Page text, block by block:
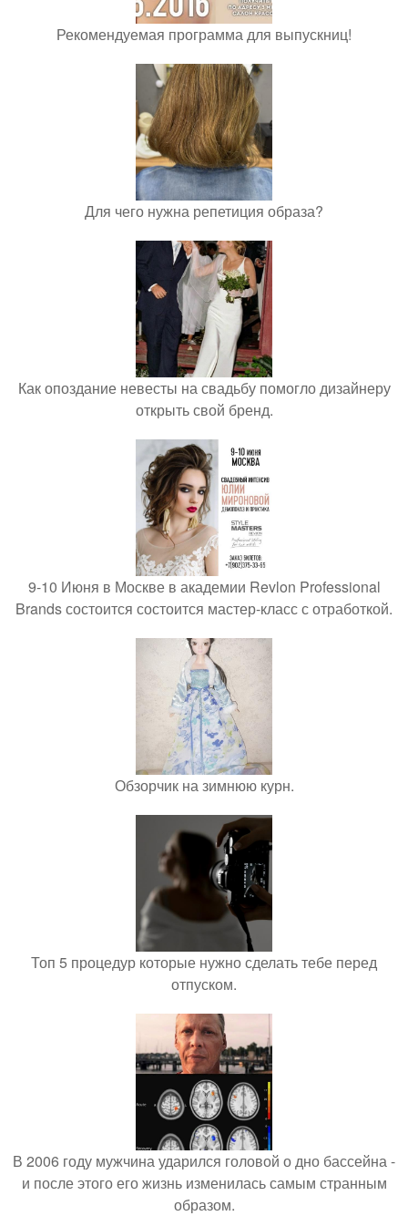
Рекомендуемая программа для выпускниц!
Для чего нужна репетиция образа?
Как опоздание невесты на свадьбу помогло дизайнеру
открыть свой бренд.
9-10 Июня в Москве в академии Revlon Professional
Brands состоится состоится мастер-класс с отработкой.
Обзорчик на зимнюю курн.
Топ 5 процедур которые нужно сделать тебе перед
отпуском.
В 2006 году мужчина ударился головой о дно бассейна -
и после этого его жизнь изменилась самым странным
образом.